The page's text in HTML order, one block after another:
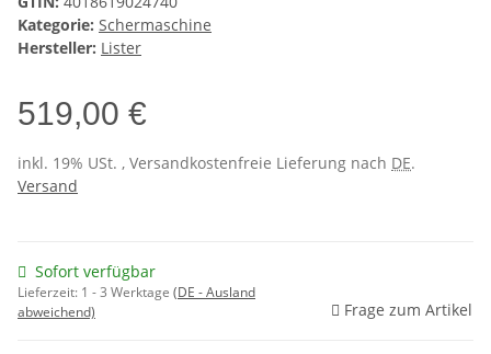
Kategorie: Schermaschine
Hersteller: Lister
519,00 €
inkl. 19% USt. , Versandkostenfreie Lieferung nach DE.
Versand
Sofort verfügbar
Lieferzeit: 1 - 3 Werktage (DE - Ausland
abweichend)
Frage zum Artikel